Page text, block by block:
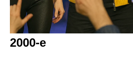
2000-е